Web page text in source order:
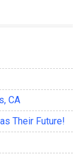
CA
Their Future!